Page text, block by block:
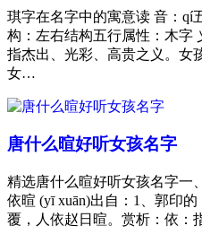
琪字在名字中的寓意读 音：qí
构：左右结构五行属性：木字
指杰出、光彩、高贵之义。女
女…
唐什么暄好听女孩名字
精选唐什么暄好听女孩名字
依暄 (yī xuān)出自：1、郭印
覆，人依赵日暄。赏析：依：